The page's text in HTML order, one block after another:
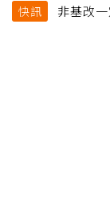
快訊
非基改